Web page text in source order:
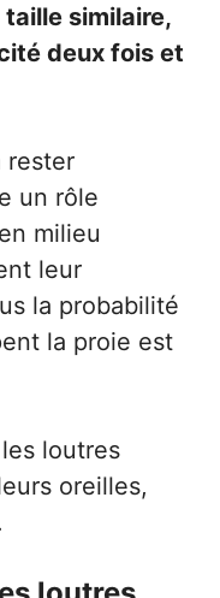
taille similaire,
deux fois et
rester
un rôle
milieu
leur
la probabilité
la proie est
loutres
oreilles,